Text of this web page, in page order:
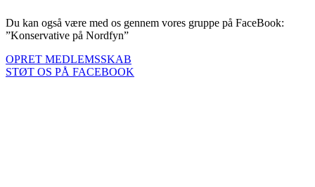
Du kan også være med os gennem vores gruppe på FaceBook:
”Konservative på Nordfyn”
OPRET MEDLEMSSKAB
STØT OS PÅ FACEBOOK